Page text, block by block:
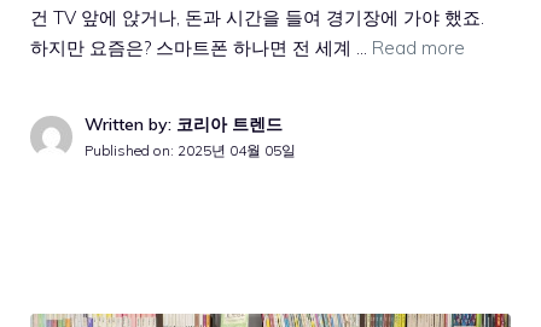
건 TV 앞에 앉거나, 돈과 시간을 들여 경기장에 가야 했죠.
하지만 요즘은? 스마트폰 하나면 전 세계 … Read more
Written by: 코리아 트렌드
Published on: 2025년 04월 05일